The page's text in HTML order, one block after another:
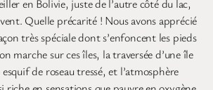
en Bolivie, juste de l’autre côté du lac,
Quelle précarité ! Nous avons apprécié
très spéciale dont s’enfoncent les pieds
marche sur ces îles, la traversée d’une île
de roseau tressé, et l’atmosphère